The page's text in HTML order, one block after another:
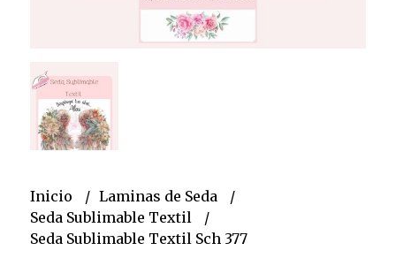
Inicio
Laminas de Seda
Seda Sublimable Textil
Seda Sublimable Textil Sch 377